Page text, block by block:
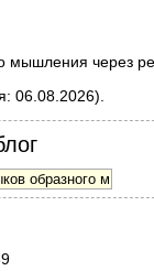
мышления через
06.08.2026).